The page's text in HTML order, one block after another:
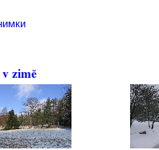
zimě